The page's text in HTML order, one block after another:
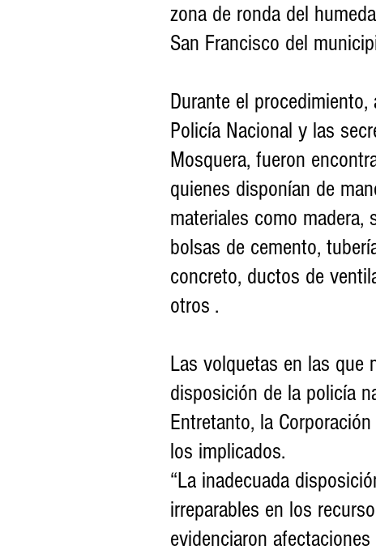
zona de ronda del
San Francisco del
Durante el
Policía Nacional y las
Mosquera, fueron
quienes disponían de
materiales como madera,
bolsas de cemento,
concreto, ductos de
otros .
Las volquetas en las que
disposición de la policía
Entretanto, la
los implicados.
“La inadecuada
irreparables en los
evidenciaron